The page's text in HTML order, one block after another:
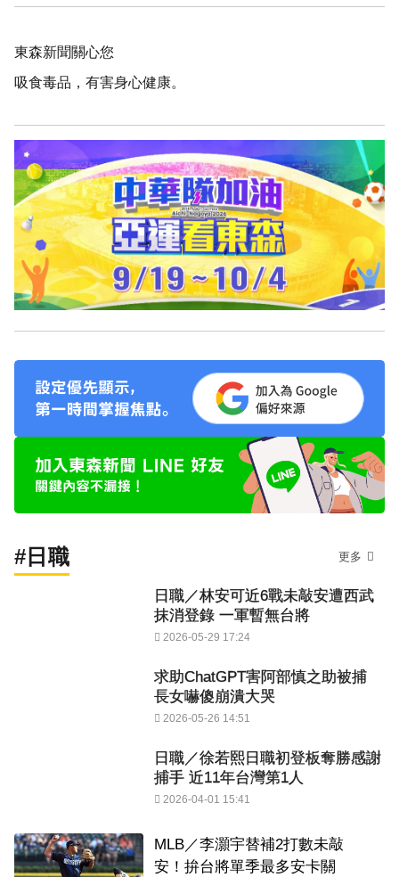
東森新聞關心您
吸食毒品，有害身心健康。
#日職 更多
日職／林安可近6戰未敲安遭西武
抹消登錄 一軍暫無台將
2026-05-29 17:24
求助ChatGPT害阿部慎之助被捕
長女嚇傻崩潰大哭
2026-05-26 14:51
日職／徐若熙日職初登板奪勝感謝
捕手 近11年台灣第1人
2026-04-01 15:41
MLB／李灝宇替補2打數未敲
安！拚台將單季最多安卡關